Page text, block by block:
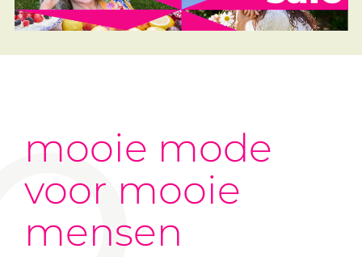
mooie mode
voor mooie
mensen